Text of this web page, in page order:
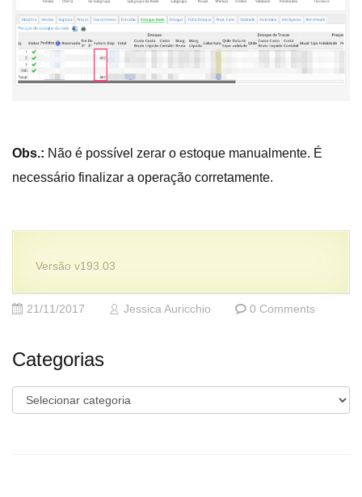
Obs.: Não é possível zerar o estoque manualmente. É
necessário finalizar a operação corretamente.
Versão v193.03
21/11/2017 Jessica Auricchio 0 Comments
Categorias
Categorias